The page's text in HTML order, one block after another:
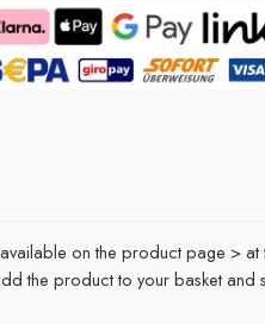
on the product page > at
the product to your basket and